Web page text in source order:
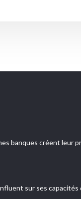
banques créent leur
sur ses